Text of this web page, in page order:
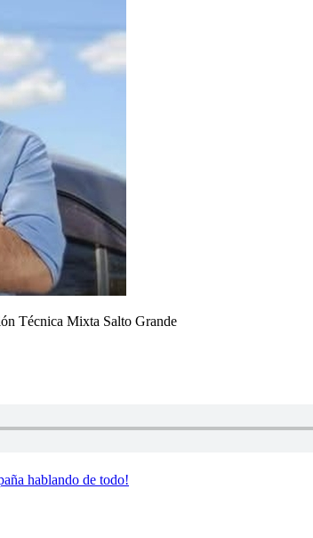
Técnica Mixta Salto Grande
hablando de todo!